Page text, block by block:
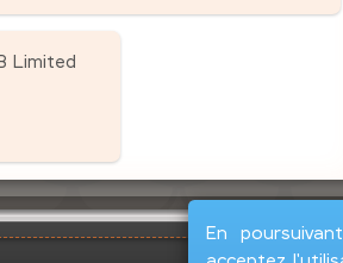
Limited
En
acceptez